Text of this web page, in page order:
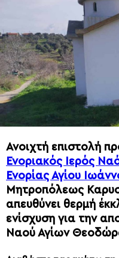
Ανοιχτή επιστολή
Ενοριακός Ιερός
Ενορίας Αγίου
Μητροπόλεως
απευθύνει θερμή
ενίσχυση για την
Ναού Αγίων